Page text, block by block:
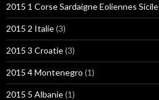
2015 1 Corse Sardaigne Eoliennes Sicile
2015 2 Italie(3)
2015 3 Croatie(3)
2015 4 Montenegro (1)
2015 5 Albanie(1)